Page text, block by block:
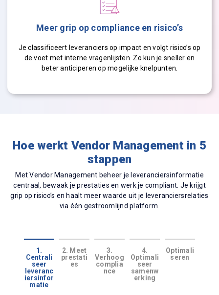
Meer grip op compliance en risico’s
Je classificeert leveranciers op impact en volgt risico’s op
de voet met interne vragenlijsten. Zo kun je sneller en
beter anticiperen op mogelijke knelpunten.
Hoe werkt Vendor Management in 5
stappen
Met Vendor Management beheer je leveranciersinformatie
centraal, bewaak je prestaties en werk je compliant. Je krijgt
grip op risico’s en haalt meer waarde uit je leveranciersrelaties
via één gestroomlijnd platform.
1.
Centrali
seer
leveranc
iersinfor
matie
2. Meet
prestati
es
3.
Verhoog
complia
nce
4.
Optimali
seer
samenw
erking
Optimali
seren